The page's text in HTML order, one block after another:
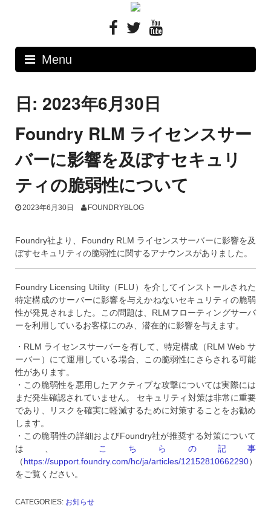
Menu
日: 2023年6月30日
Foundry RLM ライセンスサー
バーに影響を及ぼすセキュリ
ティの脆弱性について
2023年6月30日 FOUNDRYBLOG
Foundry社より、Foundry RLM ライセンスサーバーに影響を及
ぼすセキュリティの脆弱性に関するアナウンスがありました。
Foundry Licensing Utility（FLU）を介してインストールされた
特定構成のサーバーに影響を与えかねないセキュリティの脆弱
性が発見されました。この問題は、RLMフローティングサーバ
ーを利用しているお客様にのみ、潜在的に影響を与えます。
・RLM ライセンスサーバーを有して、特定構成（RLM Web サ
ーバー）にて運用している場合、この脆弱性にさらされる可能
性があります。
・この脆弱性を悪用したアクティブな攻撃については実際には
まだ発生確認されていません。 セキュリティ対策は非常に重要
であり、リスクを確実に軽減するために対策することをお勧め
します。
・この脆弱性の詳細およびFoundry社が推奨する対策について
は、
こちらの記事
（https://support.foundry.com/hc/ja/articles/12152810662290）
をご覧ください。
CATEGORIES: お知らせ